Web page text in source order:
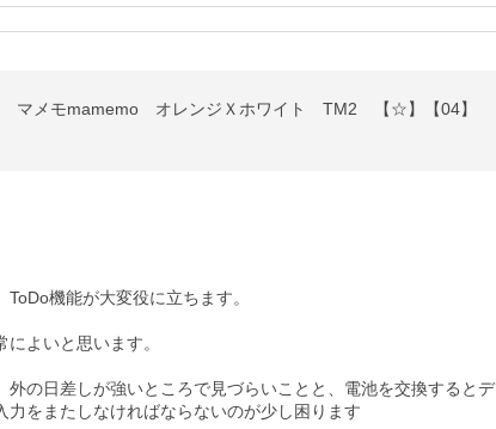
マメモmamemo オレンジＸホワイト TM2 【☆】【04】
機能が大変役に立ちます。
よいと思います。
の日差しが強いところで見づらいことと、電池を交換するとデ
をまたしなければならないのが少し困ります